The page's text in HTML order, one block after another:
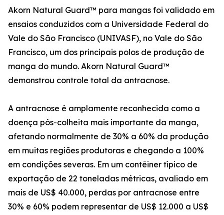
Akorn Natural Guard™ para mangas foi validado em
ensaios conduzidos com a Universidade Federal do
Vale do São Francisco (UNIVASF), no Vale do São
Francisco, um dos principais polos de produção de
manga do mundo. Akorn Natural Guard™
demonstrou controle total da antracnose.
A antracnose é amplamente reconhecida como a
doença pós-colheita mais importante da manga,
afetando normalmente de 30% a 60% da produção
em muitas regiões produtoras e chegando a 100%
em condições severas. Em um contêiner típico de
exportação de 22 toneladas métricas, avaliado em
mais de US$ 40.000, perdas por antracnose entre
30% e 60% podem representar de US$ 12.000 a US$